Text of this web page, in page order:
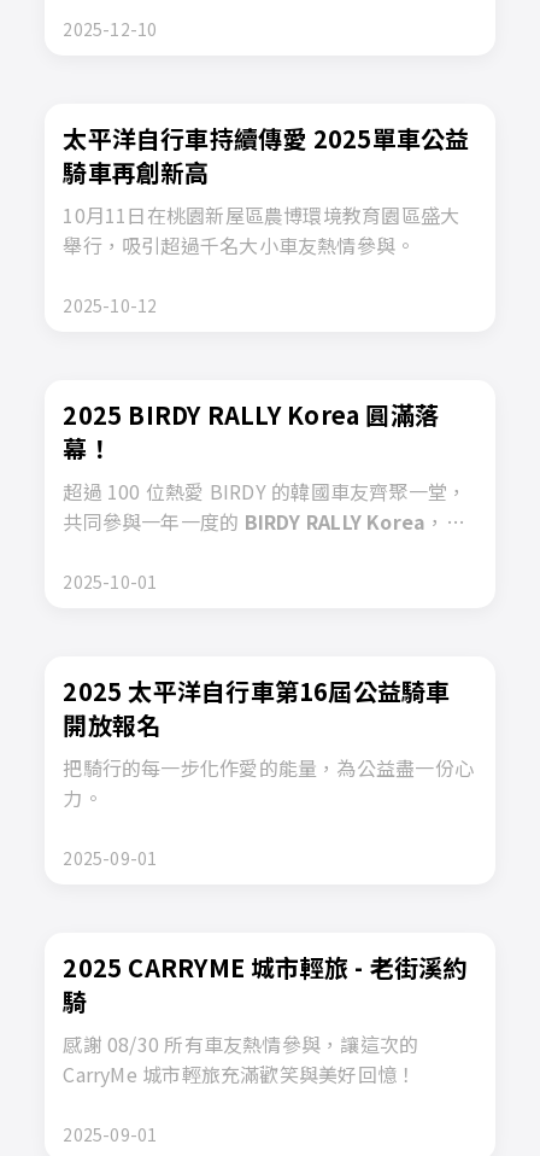
2025-12-10
太平洋自行車持續傳愛 2025單車公益
騎車再創新高
10月11日在桃園新屋區農博環境教育園區盛大
舉行，吸引超過千名大小車友熱情參與。
2025-10-12
2025 BIRDY RALLY Korea 圓滿落
幕！
超過 100 位熱愛 BIRDY 的韓國車友齊聚一堂，
共同參與一年一度的 BIRDY RALLY Korea ，享
2025-10-01
2025 太平洋自行車第16屆公益騎車
開放報名
把騎行的每一步化作愛的能量，為公益盡一份心
力。
2025-09-01
2025 CARRYME 城市輕旅 - 老街溪約
騎
感謝 08/30 所有車友熱情參與，讓這次的
CarryMe 城市輕旅充滿歡笑與美好回憶！
2025-09-01